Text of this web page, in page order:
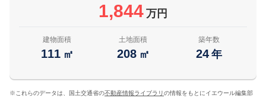
1,844 万円
建物面積
111 ㎡
土地面積
208 ㎡
築年数
24 年
※ これらのデータは、国土交通省の不動産情報ライブラリの情報をもとにイエウール編集部